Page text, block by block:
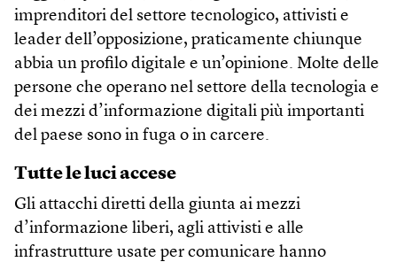
imprenditori del settore tecnologico, attivisti e
leader dell’opposizione, praticamente chiunque
abbia un profilo digitale e un’opinione. Molte delle
persone che operano nel settore della tecnologia e
dei mezzi d’informazione digitali più importanti
del paese sono in fuga o in carcere.
Tutte le luci accese
Gli attacchi diretti della giunta ai mezzi
d’informazione liberi, agli attivisti e alle
infrastrutture usate per comunicare hanno